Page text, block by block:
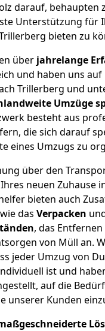
darauf, behaupten
Unterstützung für
bieten zu
überjahrelange
und haben uns auf
Trillerberg und
Umzüge
besteht aus
die sich darauf
eines Umzugs zu
über den
neuen Zuhause
bieten auch
das Verpacken
, das
von Müll an.
jeder Umzug von
ist und
auf die
unserer Kunden